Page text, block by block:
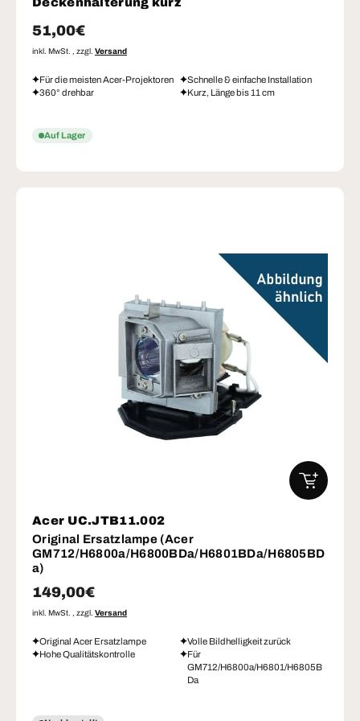
Normaler Preis
51,00€
inkl. MwSt. , zzgl. Versand
Für die meisten Acer-Projektoren
Schnelle & einfache Installation
360° drehbar
Kurz, Länge bis 11 cm
Auf Lager
Acer UC.JTB11.002
Original Ersatzlampe (Acer
GM712/H6800a/H6800BDa/H6801BDa/H6805BD
a)
Normaler Preis
149,00€
inkl. MwSt. , zzgl. Versand
Original Acer Ersatzlampe
Volle Bildhelligkeit zurück
Hohe Qualitätskontrolle
Für
GM712/H6800a/H6801/H6805B
Da
IN DEN